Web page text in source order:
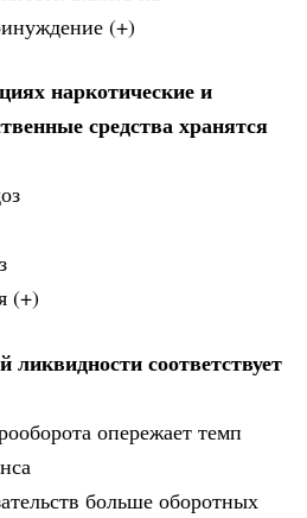
(+)
наркотические и
средства хранятся
(+)
соответствует
опережает темп
больше оборотных